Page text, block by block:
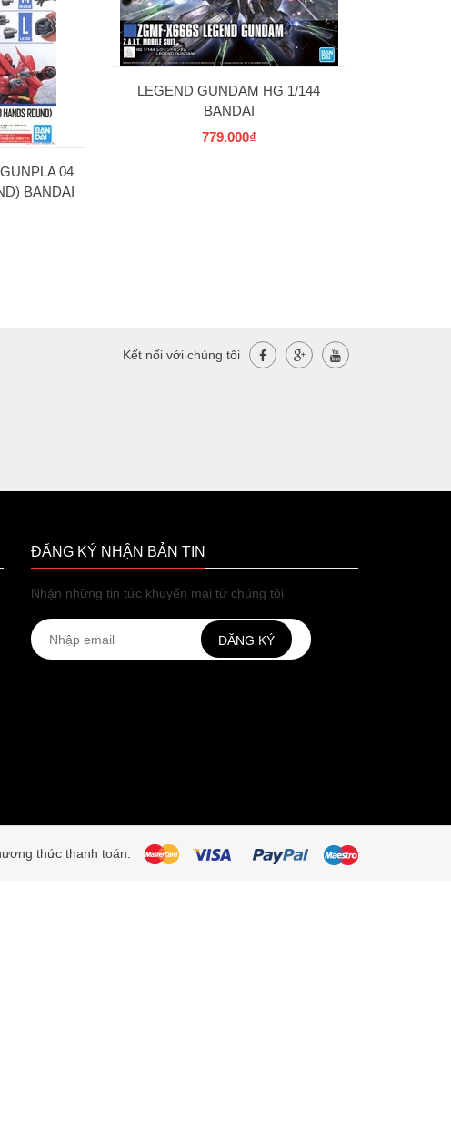
04
BANDAI
LEGEND GUNDAM HG 1/144
BANDAI
779.000₫
Kết nối với chúng tôi
ĐĂNG KÝ NHẬN BẢN TIN
Nhận những tin tức khuyến mại từ chúng tôi
ĐĂNG KÝ
thức thanh toán: